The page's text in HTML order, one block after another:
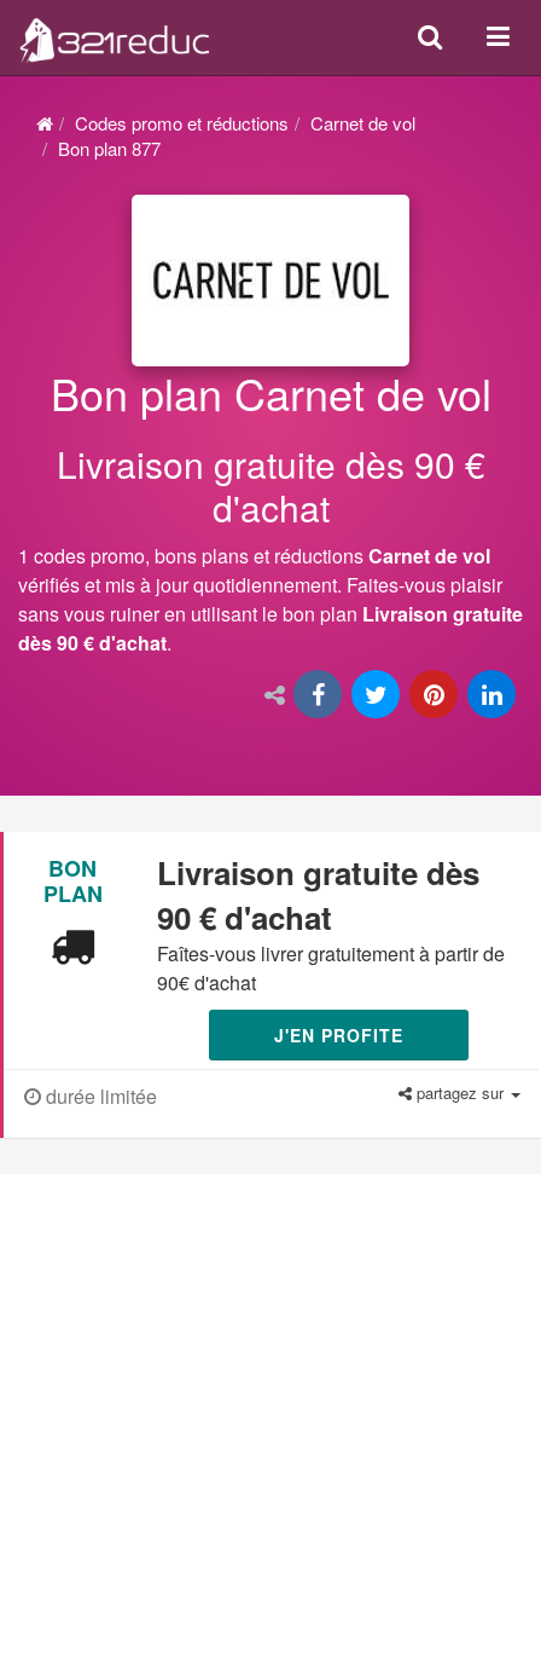
ou
Search
Codes promo et réductions
Carnet de vol
Bon plan 877
Bon plan Carnet de vol
Livraison gratuite dès 90 €
d'achat
1 codes promo, bons plans et réductionsCarnet de vol
vérifiés et mis à jour quotidiennement. Faites-vous plaisir
sans vous ruiner en utilisant le bon plan Livraison gratuite
dès 90 € d'achat.
BON
PLAN
Livraison gratuite dès
90 € d'achat
Faîtes-vous livrer gratuitement à partir de
90€ d'achat
J'EN PROFITE
durée limitée partagez sur